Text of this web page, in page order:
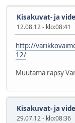
Kisakuvat- ja
12.08.12 - klo:08:41
http://
12/
Muutama räpsy
Kisakuvat- ja
29.07.12 - klo:08:36